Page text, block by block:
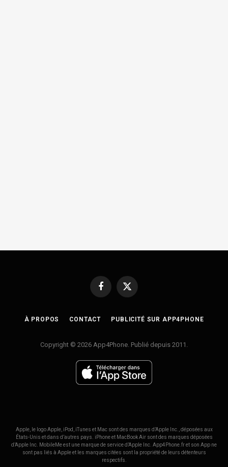
Facebook
X
À PROPOS CONTACT PUBLICITÉ SUR APP4PHONE
Copyright © 2026 App4Phone. Publié depuis 2011.
Apple, le logo Apple, iPod, iTunes et Mac sont des marques d’Apple Inc., déposées aux
États-Unis et dans d’autres pays. iPhone et MacBook Air sont des marques déposées
d’Apple Inc. MobileMe est une marque de service d’Apple Inc. App4Phone.fr et son App ne
sont pas liés à Apple et les marques citées sont la propriété de leurs détenteurs
respectifs.